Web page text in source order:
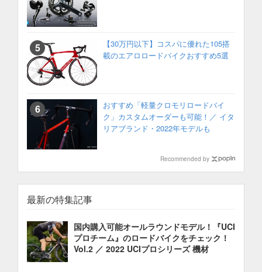
【30万円以下】コスパに優れた105搭
載のエアロロードバイクおすすめ5選
おすすめ「軽量クロモリロードバイ
ク」カスタムオーダーも可能！／ イタ
リアブランド・2022年モデルも
Recommended by
最新の特集記事
国内購入可能オールラウンドモデル！『UCI
プロチーム』のロードバイクをチェック！
Vol.2 ／ 2022 UCIプロシリーズ 機材